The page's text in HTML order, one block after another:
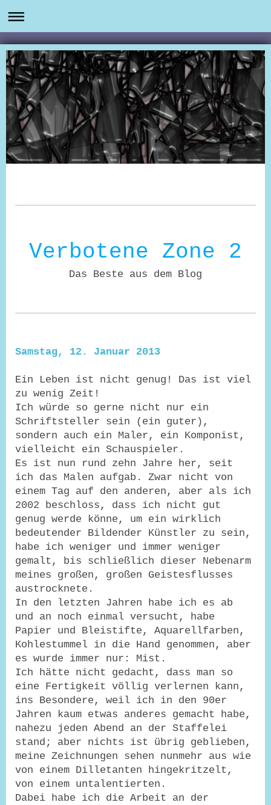
Verbotene Zone 2
Das Beste aus dem Blog
Samstag, 12. Januar 2013
Ein Leben ist nicht genug! Das ist viel
zu wenig Zeit!
Ich würde so gerne nicht nur ein
Schriftsteller sein (ein guter),
sondern auch ein Maler, ein Komponist,
vielleicht ein Schauspieler.
Es ist nun rund zehn Jahre her, seit
ich das Malen aufgab. Zwar nicht von
einem Tag auf den anderen, aber als ich
2002 beschloss, dass ich nicht gut
genug werde könne, um ein wirklich
bedeutender Bildender Künstler zu sein,
habe ich weniger und immer weniger
gemalt, bis schließlich dieser Nebenarm
meines großen, großen Geistesflusses
austrocknete.
In den letzten Jahren habe ich es ab
und an noch einmal versucht, habe
Papier und Bleistifte, Aquarellfarben,
Kohlestummel in die Hand genommen, aber
es wurde immer nur: Mist.
Ich hätte nicht gedacht, dass man so
eine Fertigkeit völlig verlernen kann,
ins Besondere, weil ich in den 90er
Jahren kaum etwas anderes gemacht habe,
nahezu jeden Abend an der Staffelei
stand; aber nichts ist übrig geblieben,
meine Zeichnungen sehen nunmehr aus wie
von einem Dilletanten hingekritzelt,
von einem untalentierten.
Dabei habe ich die Arbeit an der